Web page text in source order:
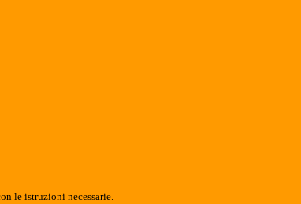
le istruzioni necessarie.